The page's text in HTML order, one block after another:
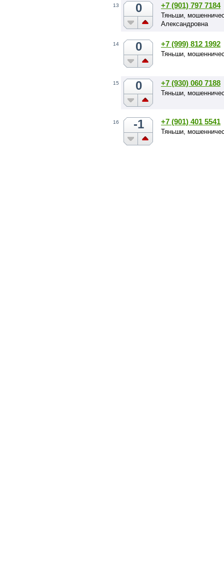
13 0 +7 (901) 797 7184
Тяньши,
Александровна
14 0 +7 (999) 812 1992
Тяньши,
15 0 +7 (930) 060 7188
Тяньши,
16 -1 +7 (901) 401 5541
Тяньши,